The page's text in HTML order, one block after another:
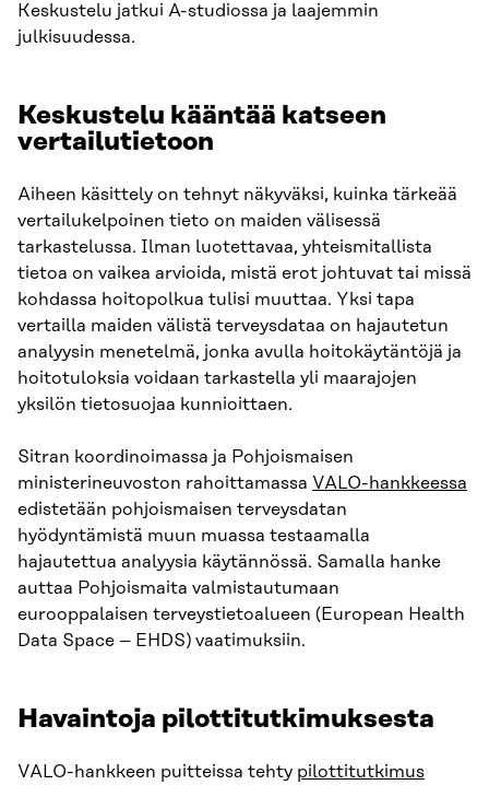
Keskustelu jatkui A-studiossa ja laajemmin
julkisuudessa.
Keskustelu kääntää katseen
vertailutietoon
Aiheen käsittely on tehnyt näkyväksi, kuinka tärkeää
vertailukelpoinen tieto on maiden välisessä
tarkastelussa. Ilman luotettavaa, yhteismitallista
tietoa on vaikea arvioida, mistä erot johtuvat tai missä
kohdassa hoitopolkua tulisi muuttaa. Yksi tapa
vertailla maiden välistä terveysdataa on hajautetun
analyysin menetelmä, jonka avulla hoitokäytäntöjä ja
hoitotuloksia voidaan tarkastella yli maarajojen
yksilön tietosuojaa kunnioittaen.
Sitran koordinoimassa ja Pohjoismaisen
ministerineuvoston rahoittamassa VALO-hankkeessa
edistetään pohjoismaisen terveysdatan
hyödyntämistä muun muassa testaamalla
hajautettua analyysia käytännössä. Samalla hanke
auttaa Pohjoismaita valmistautumaan
eurooppalaisen terveystietoalueen (European Health
Data Space – EHDS) vaatimuksiin.
Havaintoja pilottitutkimuksesta
VALO-hankkeen puitteissa tehty pilottitutkimus